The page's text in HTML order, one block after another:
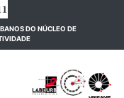
DO NÚCLEO DE
(current)